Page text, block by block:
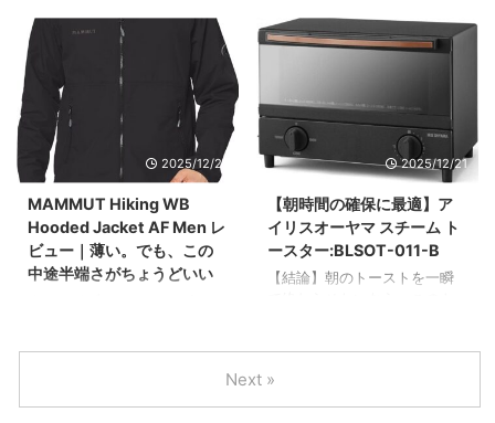
みた。 結果？何も変わらない
どころか、余計汚く見える。
ここまで来たら、もう逃げら
れない 正直、こういうクリー
STANLEY H2.0 真空クエンチ
ャー ハンマートーン。 正直、
何がいい？」 こう聞かれた
ら、おそらくほぼ全員がアヤ
コプロを挙げると思う。 それ
くらい、マムートユーザーか
らの信頼が厚いマストバイハ
ードシェルそれがこの Ayako
Pro 2.0 だ。 見た目がいいと
か、ゴアテックスだからと
か、そういう話はいくらでも
できる。 この記事ではそこで
はなく、 このあたりを、街着
メインの視点で書いていく。
ハードシェルの中では「完成
形」に近いデザイン まず見た
ちゃんと「道具」として作ら
ダウンジャケットは毎年進化
している。フィルパワー競
静に見てみると、「本当にそ
こまで必要か？」と思う瞬間
もある。 このNANGA 別注
AURORATEX DOWN JACKET
CLASSICは、そんな過剰な方
向には行かない。 必要な性能
を、必要なだけ。結果とし
て、真冬の街着として非常に
完成度が高いダウンだった。
ロゴは今もいい。でも、旧ロ
い。ただ、個人的には旧ロゴ
の方が好みだ。 少し無骨で、
2025/12/21
MAMMUT Hiking WB
Hooded Jacket AF Men レ
ビュー｜薄い。でも、この
中途半端さがちょうどいい
で、このMAMMUT（マムー
2025/12/21
【朝時間の確保に最適】ア
イリスオーヤマ スチーム ト
ースター:BLSOT-011-B
【結論】朝のトーストを一瞬
のトースターは 1000W。食パ
ンが数分で焼ける。本当に速
Next »